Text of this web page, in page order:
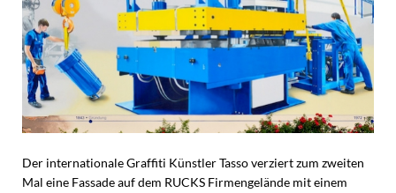
Der internationale Graffiti Künstler Tasso verziert zum zweiten
Mal eine Fassade auf dem RUCKS Firmengelände mit einem